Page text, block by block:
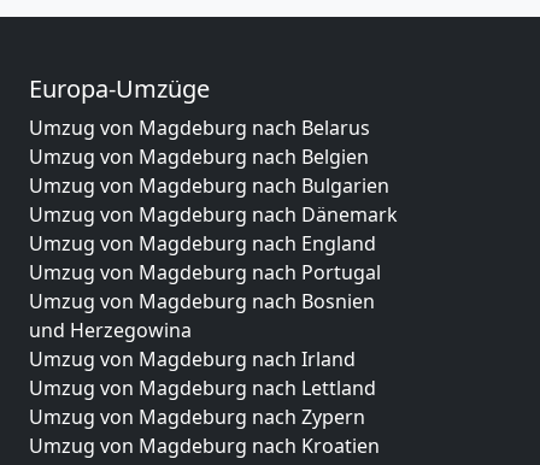
Europa-Umzüge
Umzug von Magdeburg nach Belarus
Umzug von Magdeburg nach Belgien
Umzug von Magdeburg nach Bulgarien
Umzug von Magdeburg nach Dänemark
Umzug von Magdeburg nach England
Umzug von Magdeburg nach Portugal
Umzug von Magdeburg nach Bosnien
und Herzegowina
Umzug von Magdeburg nach Irland
Umzug von Magdeburg nach Lettland
Umzug von Magdeburg nach Zypern
Umzug von Magdeburg nach Kroatien